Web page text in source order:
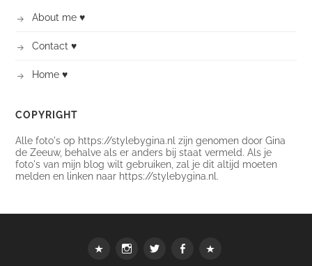
About me ♥
Contact ♥
Home ♥
COPYRIGHT
Alle foto's op https://stylebygina.nl zijn genomen door Gina
de Zeeuw, behalve als er anders bij staat vermeld. Als je
foto's van mijn blog wilt gebruiken, zal je dit altijd moeten
melden en linken naar https://stylebygina.nl.
WebshopinstagramTwitter FacebookBloglovin